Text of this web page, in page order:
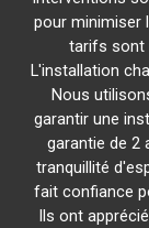
pour minimiser
tarifs sont
L'installation
Nous
garantir une
garantie de 2
tranquillité
fait confiance
Ils ont